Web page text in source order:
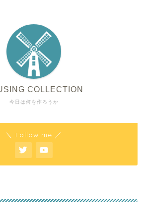
今日は何を作ろうか
COLLECTION
＼ Follow me ／